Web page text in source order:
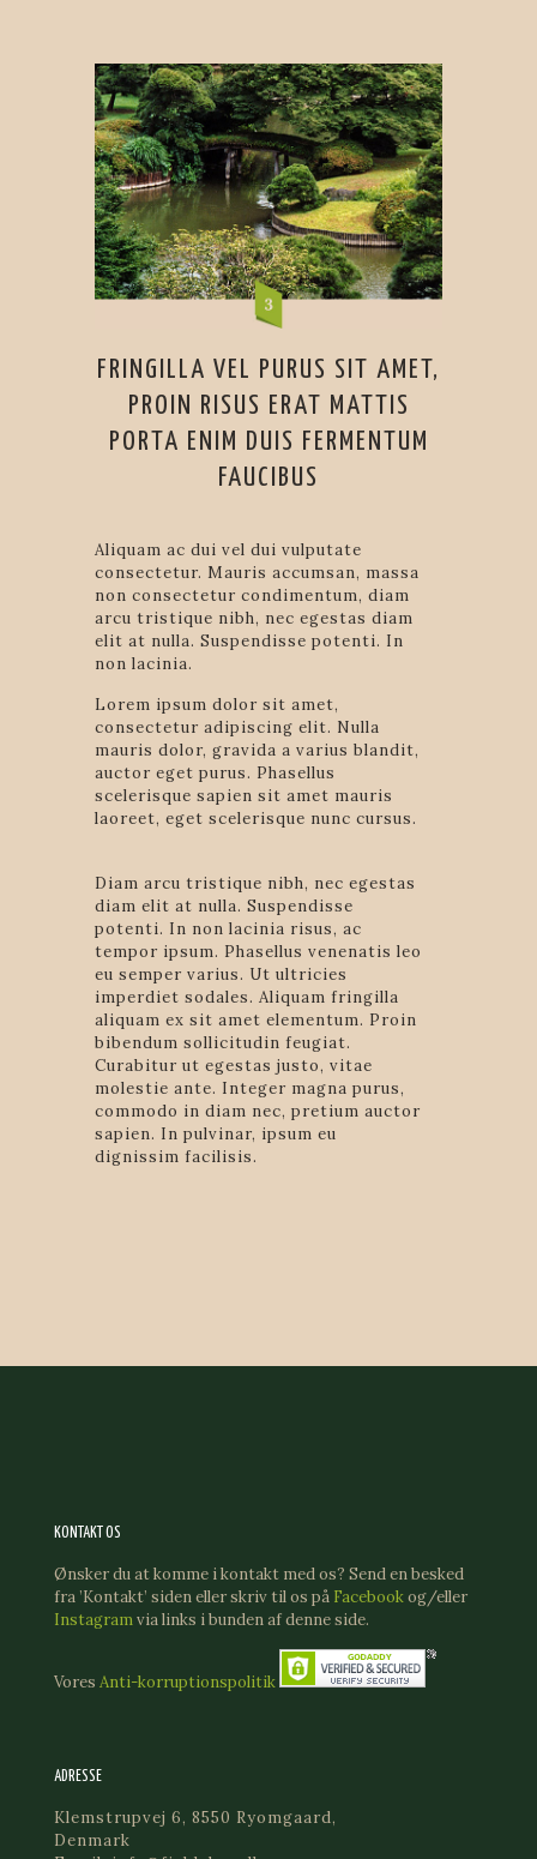
FRINGILLA VEL PURUS SIT AMET,
PROIN RISUS ERAT MATTIS
PORTA ENIM DUIS FERMENTUM
FAUCIBUS
Aliquam ac dui vel dui vulputate
consectetur. Mauris accumsan, massa
non consectetur condimentum, diam
arcu tristique nibh, nec egestas diam
elit at nulla. Suspendisse potenti. In
non lacinia.
Lorem ipsum dolor sit amet,
consectetur adipiscing elit. Nulla
mauris dolor, gravida a varius blandit,
auctor eget purus. Phasellus
scelerisque sapien sit amet mauris
laoreet, eget scelerisque nunc cursus.
Diam arcu tristique nibh, nec egestas
diam elit at nulla. Suspendisse
potenti. In non lacinia risus, ac
tempor ipsum. Phasellus venenatis leo
eu semper varius. Ut ultricies
imperdiet sodales. Aliquam fringilla
aliquam ex sit amet elementum. Proin
bibendum sollicitudin feugiat.
Curabitur ut egestas justo, vitae
molestie ante. Integer magna purus,
commodo in diam nec, pretium auctor
sapien. In pulvinar, ipsum eu
dignissim facilisis.
KONTAKT OS
Ønsker du at komme i kontakt med os? Send en besked
fra ’Kontakt’ siden eller skriv til os på Facebookog/eller
Instagramvia links i bunden af denne side.
Vores Anti-korruptionspolitik
ADRESSE
Klemstrupvej 6, 8550 Ryomgaard,
Denmark